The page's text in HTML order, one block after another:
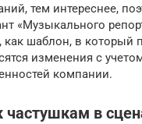
тем интереснее,
«Музыкального
как шаблон, в который
изменения с
компании.
частушкам в